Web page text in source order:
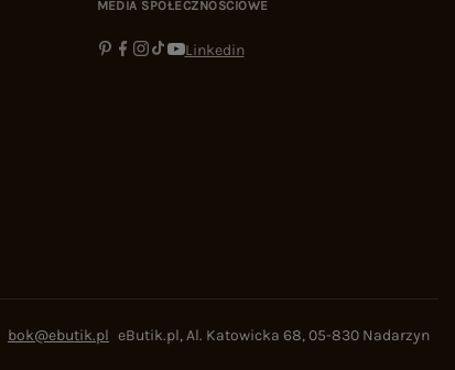
MEDIA SPOŁECZNOŚCIOWE
Linkedin
bok@ebutik.pl eButik.pl,Al. Katowicka 68,05-830 Nadarzyn